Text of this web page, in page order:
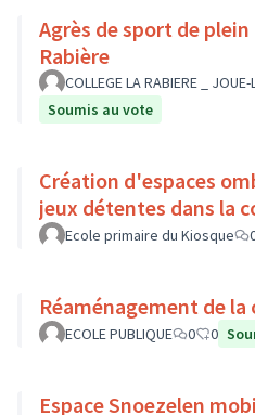
Agrès de sport de
Rabière
COLLEGE LA RABIERE _ JOUE-
Soumis au vote
Création d'espaces
jeux détentes dans la
Ecole primaire du Kiosque
Réaménagement de la
ECOLE PUBLIQUE 0 0
Espace Snoezelen